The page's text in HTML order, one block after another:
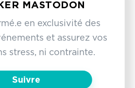
MASTODON
en exclusivité des
et assurez vos
stress, ni contrainte.
Suivre